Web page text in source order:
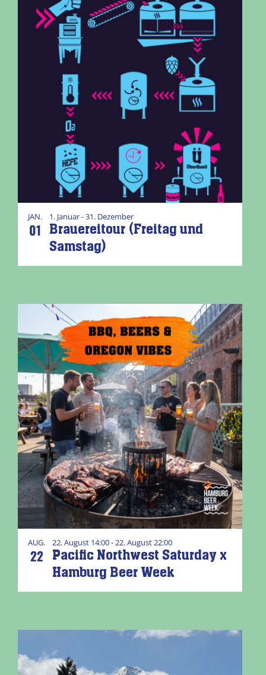
JAN.
01
1. Januar - 31. Dezember
Brauereitour (Freitag und
Samstag)
AUG.
22
22. August 14:00 - 22. August 22:00
Pacific Northwest Saturday x
Hamburg Beer Week